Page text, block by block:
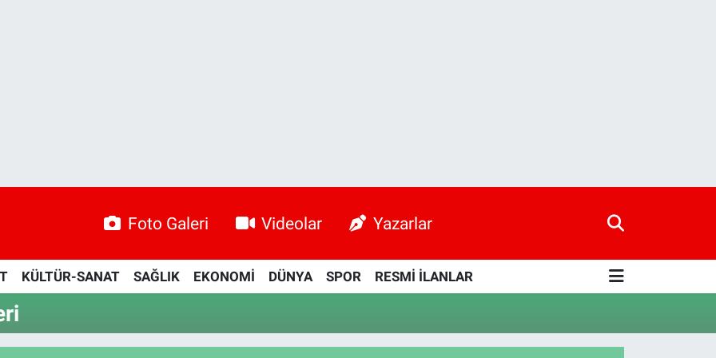
Foto Galeri Videolar Yazarlar
KÜLTÜR-SANAT SAĞLIK EKONOMİ DÜNYA SPOR RESMİ İLANLAR